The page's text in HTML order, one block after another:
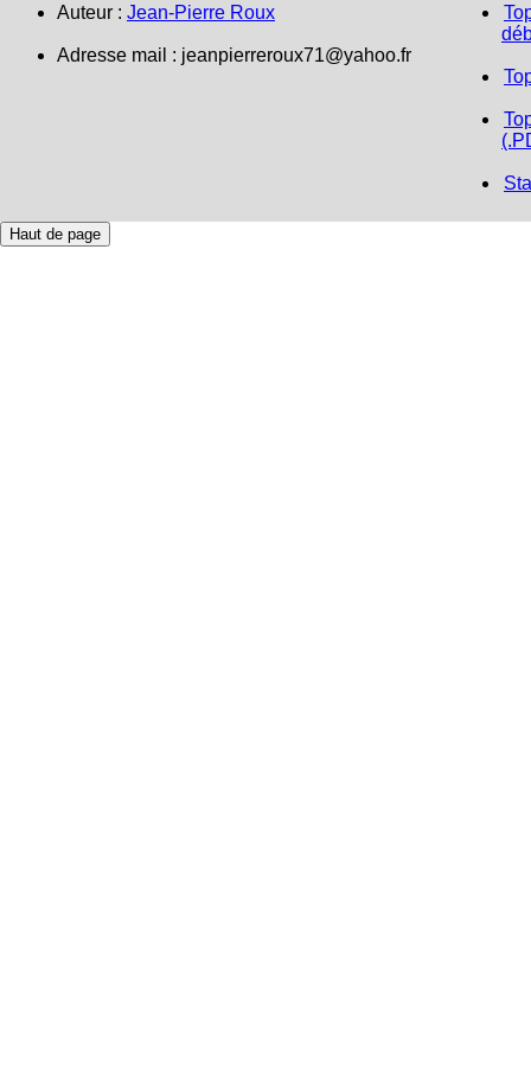
Auteur : Jean-Pierre Roux
Adresse mail : jeanpierreroux71@yahoo.fr
Haut de page